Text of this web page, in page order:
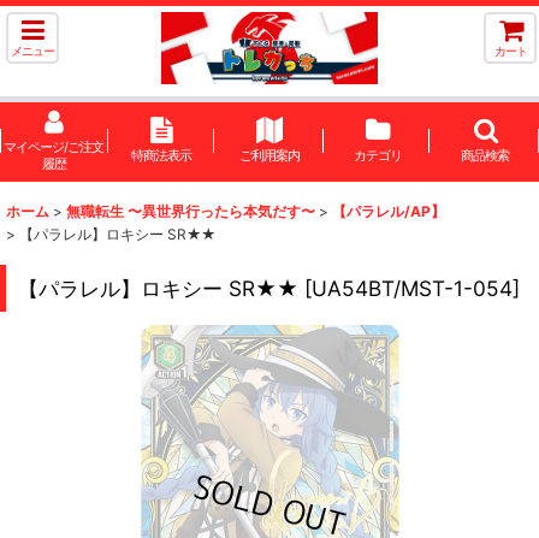
メニュー カート
マイページ/ご注文
履歴
特商法表示 ご利用案内 カテゴリ 商品検索
ホーム > 無職転生 〜異世界行ったら本気だす〜 >
【パラレル/AP】
>
【パラレル】ロキシー SR★★
【パラレル】ロキシー SR★★ [UA54BT/MST-1-054]